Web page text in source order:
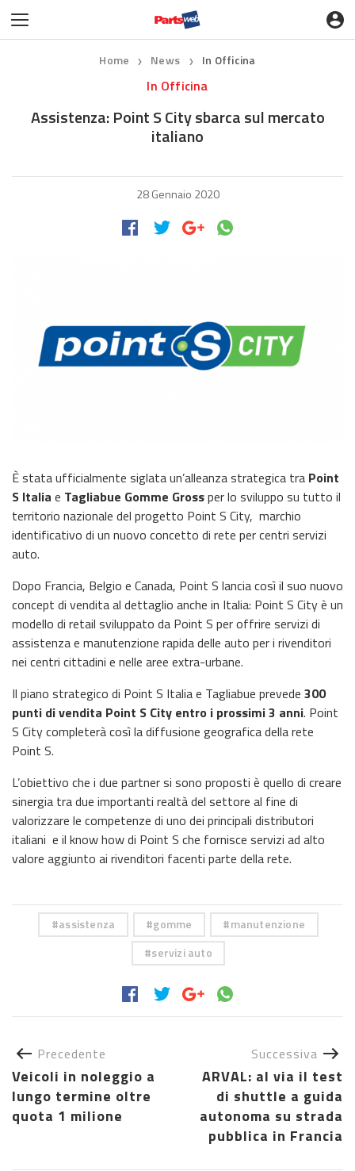
Home ❯ News ❯ In Officina
In Officina
Assistenza: Point S City sbarca sul mercato
italiano
28 Gennaio 2020
È stata ufficialmente siglata un’alleanza strategica tra Point
S Italia e Tagliabue Gomme Grossper lo sviluppo su tutto il
territorio nazionale del progetto Point S City, marchio
identificativo di un nuovo concetto di rete per centri servizi
auto.
Dopo Francia, Belgio e Canada, Point S lancia così il suo nuovo
concept di vendita al dettaglio anche in Italia: Point S City è un
modello di retail sviluppato da Point S per offrire servizi di
assistenza e manutenzione rapida delle auto per i rivenditori
nei centri cittadini e nelle aree extra-urbane.
Il piano strategico di Point S Italia e Tagliabue prevede 300
punti di vendita Point S City entro i prossimi 3 anni. Point
S City completerà così la diffusione geografica della rete
Point S.
L’obiettivo che i due partner si sono proposti è quello di creare
sinergia tra due importanti realtà del settore al fine di
valorizzare le competenze di uno dei principali distributori
italiani e il know how di Point S che fornisce servizi ad alto
valore aggiunto ai rivenditori facenti parte della rete.
assistenza gomme
manutenzione
servizi auto
Precedente
Veicoli in noleggio a
lungo termine oltre
quota 1 milione
Successiva
ARVAL: al via il test
di shuttle a guida
autonoma su strada
pubblica in Francia